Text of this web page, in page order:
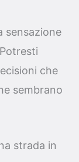
sensazione
che
sembrano
strada in